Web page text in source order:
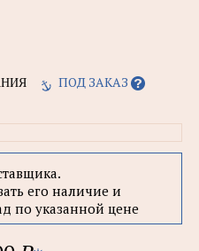
ПОД ЗАКАЗ
его наличие и
по указанной цене